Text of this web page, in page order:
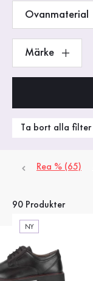
Ovanmaterial
Märke
Ta bort alla filter
Rea % (65)
90 Produkter
NY